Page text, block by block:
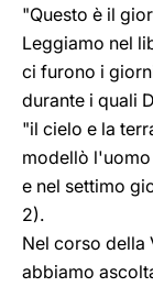
"Questo è il
Leggiamo nel
ci furono i
durante i quali
"il cielo e la
modellò l'uomo
e nel settimo
2).
Nel corso della
abbiamo